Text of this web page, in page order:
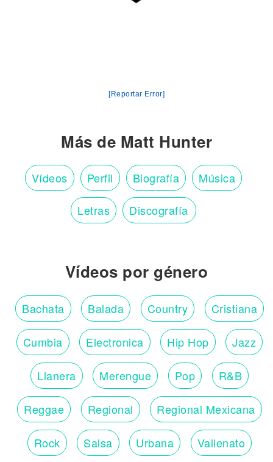
[Reportar Error]
Más de Matt Hunter
Vídeos Perfil Biografía Música
Letras Discografía
Vídeos por género
Bachata Balada Country Cristiana
Cumbia Electronica Hip Hop Jazz
Llanera Merengue Pop R&B
Reggae Regional Regional Mexicana
Rock Salsa Urbana Vallenato